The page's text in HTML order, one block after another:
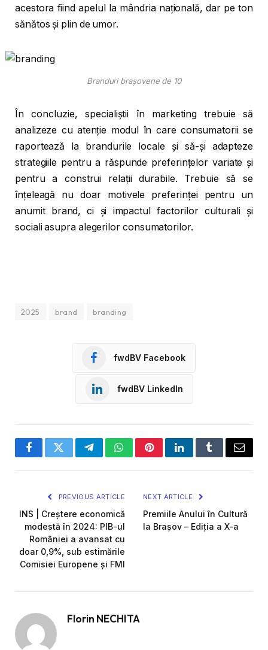
acestora fiind apelul la mândria națională, dar pe ton
sănătos și plin de umor.
Branduri brașovene de 10
În concluzie, specialiștii în marketing trebuie să
analizeze cu atenție modul în care consumatorii se
raportează la brandurile locale și să-și adapteze
strategiile pentru a răspunde preferințelor variate și
pentru a construi relații durabile. Trebuie să se
înțeleagă nu doar motivele preferinței pentru un
anumit brand, ci și impactul factorilor culturali și
sociali asupra alegerilor consumatorilor.
2025 brand branding
fwdBV Facebook
fwdBV LinkedIn
FacebookTwitterTelegramWhatsAppPinterestLinkedInTumblrEmail
PREVIOUS ARTICLE
INS | Creștere economică
modestă în 2024: PIB-ul
României a avansat cu
doar 0,9%, sub estimările
Comisiei Europene și FMI
NEXT ARTICLE
Premiile Anului în Cultură
la Brașov – Ediția a X-a
Florin NECHITA